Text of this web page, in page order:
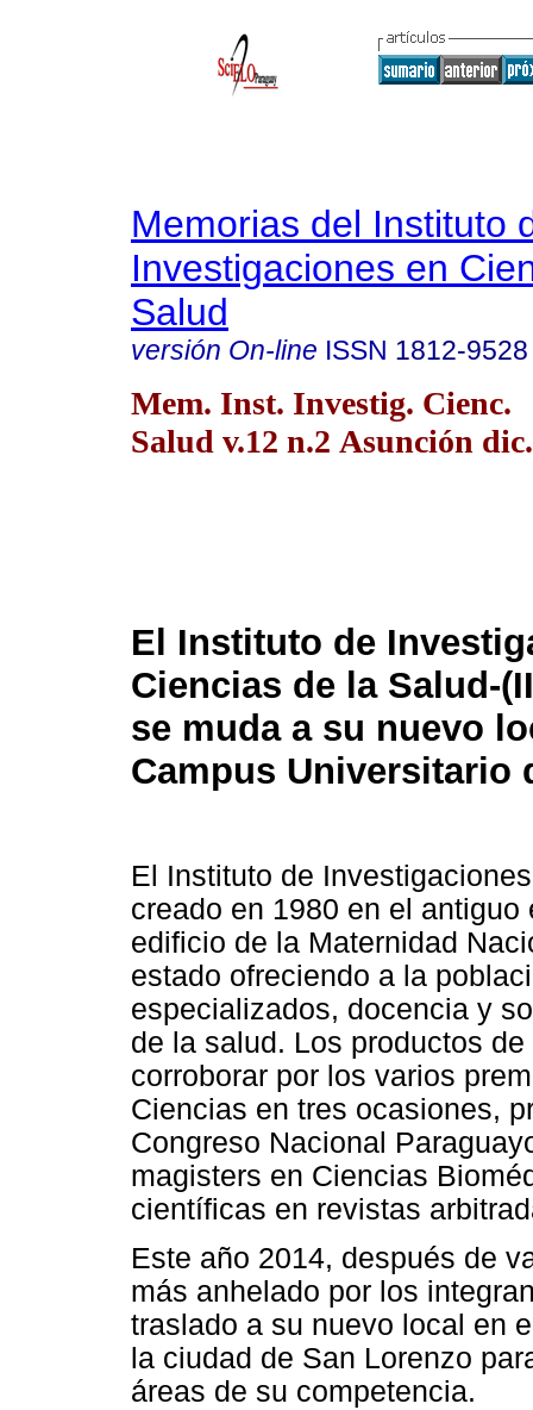
Memorias del Instituto
Investigaciones en
Salud
versión On-line ISSN 1812-9528
Mem. Inst. Investig. Cienc.
Salud v.12 n.2 Asunción
El Instituto de
Ciencias de la Salud-
se muda a su nuevo
Campus Universitario
El Instituto de
creado en 1980 en el
edificio de la Maternidad
estado ofreciendo a la
especializados, docencia y
de la salud. Los productos
corroborar por los varios
Ciencias en tres ocasiones,
Congreso Nacional
magisters en Ciencias
científicas en revistas
Este año 2014, después de
más anhelado por los
traslado a su nuevo local en
la ciudad de San Lorenzo
áreas de su competencia.